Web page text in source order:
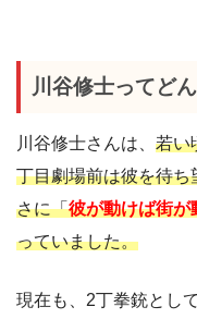
川谷修士ってど
川谷修士さんは、 若い
丁目劇場前は彼を待
さに「彼が動けば街が
っていました。
現在も、2丁拳銃とし